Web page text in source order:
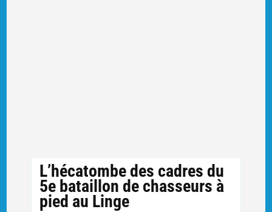
L’hécatombe des cadres du
5e bataillon de chasseurs à
pied au Linge